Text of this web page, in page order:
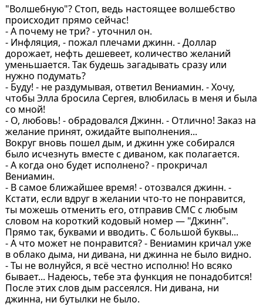
"Волшебную"? Стоп, ведь настоящее волшебство
происходит прямо сейчас!
- А почему не три? - уточнил он.
- Инфляция, - пожал плечами джинн. - Доллар
дорожает, нефть дешевеет, количество желаний
уменьшается. Так будешь загадывать сразу или
нужно подумать?
- Буду! - не раздумывая, ответил Вениамин. - Хочу,
чтобы Элла бросила Сергея, влюбилась в меня и была
со мной!
- О, любовь! - обрадовался Джинн. - Отлично! Заказ на
желание принят, ожидайте выполнения...
Вокруг вновь пошел дым, и джинн уже собирался
было исчезнуть вместе с диваном, как полагается.
- А когда оно будет исполнено? - прокричал
Вениамин.
- В самое ближайшее время! - отозвался джинн. -
Кстати, если вдруг в желании что-то не понравится,
ты можешь отменить его, отправив СМС с любым
словом на короткий кодовый номер — "Джинн".
Прямо так, буквами и вводить. С большой буквы...
- А что может не понравится? - Вениамин кричал уже
в облако дыма, ни дивана, ни джинна не было видно.
- Ты не волнуйся, я всё честно исполню! Но всяко
бывает... Надеюсь, тебе эта функция не понадобится!
После этих слов дым рассеялся. Ни дивана, ни
джинна, ни бутылки не было.